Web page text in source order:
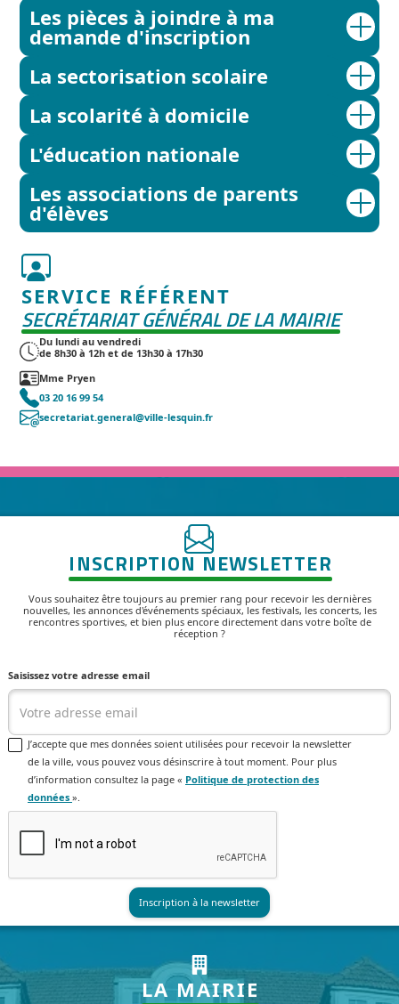
Les pièces à joindre à ma
demande d'inscription
La sectorisation scolaire
La scolarité à domicile
L'éducation nationale
Les associations de parents
d'élèves
SERVICE RÉFÉRENT
SECRÉTARIAT GÉNÉRAL DE LA MAIRIE
Du lundi au vendredi
de 8h30 à 12h et de 13h30 à 17h30
Mme Pryen
03 20 16 99 54
secretariat.general@ville-lesquin.fr
INSCRIPTION NEWSLETTER
Vous souhaitez être toujours au premier rang pour recevoir les dernières
nouvelles, les annonces d'événements spéciaux, les festivals, les concerts, les
rencontres sportives, et bien plus encore directement dans votre boîte de
réception ?
Saisissez votre adresse email
J’accepte que mes données soient utilisées pour recevoir la newsletter
de la ville, vous pouvez vous désinscrire à tout moment. Pour plus
d’information consultez la page « Politique de protection des
données ».
LA MAIRIE